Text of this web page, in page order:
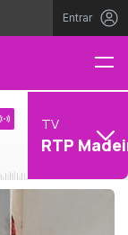
Entrar
TV
RTP